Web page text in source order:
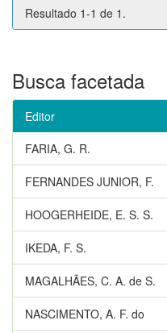
Resultado 1-1 de 1.
Busca facetada
Editor
FARIA, G. R.
FERNANDES JUNIOR, F.
HOOGERHEIDE, E. S. S.
IKEDA, F. S.
MAGALHÃES, C. A. de S.
NASCIMENTO, A. F. do